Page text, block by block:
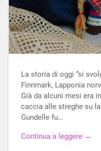
La storia di oggi “si
Finnmark, Lapponia
Già da alcuni mesi era
caccia alle streghe su
Gundelle fu…
Continua a leggere →